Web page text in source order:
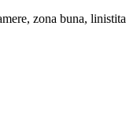
zona buna, linistita